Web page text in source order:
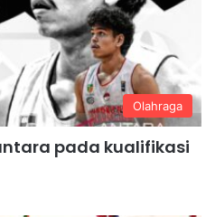
Olahraga
pada kualifikasi